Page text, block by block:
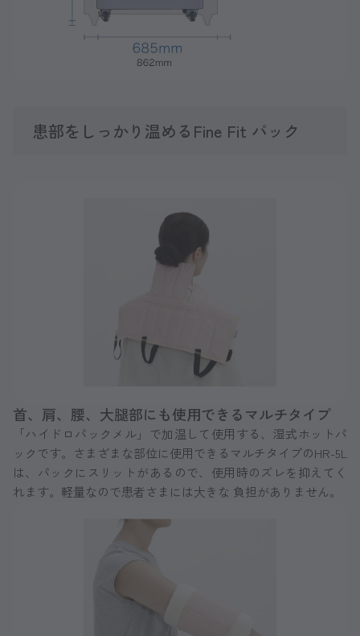
患部をしっかり温めるFine Fit パック
首、肩、腰、大腿部にも使用できるマルチタイプ
「ハイドロパックメル」で加温して使用する、湿式ホットパ
ックです。さまざまな部位に使用できるマルチタイプのHR-5L
は、パックにスリットがあるので、使用時のズレを抑えてく
れます。軽量なので患者さまには大きな 負担がありません。